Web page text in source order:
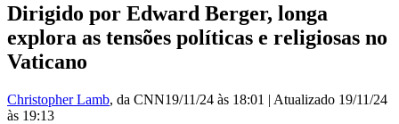
Dirigido por Edward Berger, longa
explora as tensões políticas e religiosas no
Vaticano
Christopher Lamb, da CNN19/11/24 às 18:01 | Atualizado 19/11/24
às 19:13